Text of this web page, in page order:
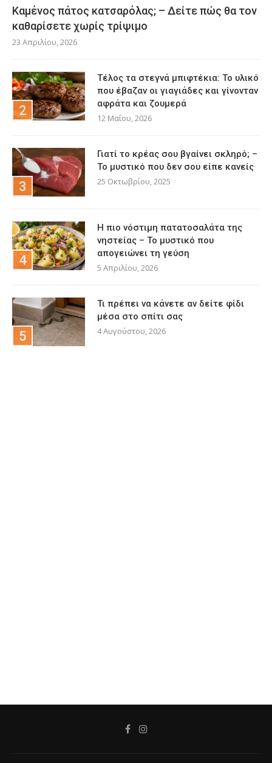
Καμένος πάτος κατσαρόλας; – Δείτε πώς θα τον
καθαρίσετε χωρίς τρίψιμο
23 Απριλίου, 2026
Τέλος τα στεγνά μπιφτέκια: Το υλικό
που έβαζαν οι γιαγιάδες και γίνονταν
αφράτα και ζουμερά
12 Μαΐου, 2026
Γιατί το κρέας σου βγαίνει σκληρό; –
Το μυστικό που δεν σου είπε κανείς
25 Οκτωβρίου, 2025
Η πιο νόστιμη πατατοσαλάτα της
νηστείας – Το μυστικό που
απογειώνει τη γεύση
5 Απριλίου, 2026
Τι πρέπει να κάνετε αν δείτε φίδι
μέσα στο σπίτι σας
4 Αυγούστου, 2026